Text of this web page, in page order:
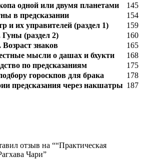
одной или двумя планетами
145
в предсказании
154
и их управителей (раздел 1)
159
Гуны (раздел 2)
160
Возраст знаков
165
мысли о дашах и бхукти
168
по предсказаниям
175
гороскпов для брака
178
предсказания через накшатры 187
отзыв на ““Практическая
Чари”